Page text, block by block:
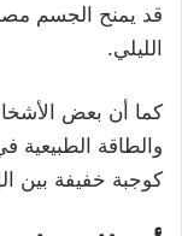
قد يمنح الجسم
الليلي.
كما أن بعض
والطاقة الطبيعية
كوجبة خفيفة بين